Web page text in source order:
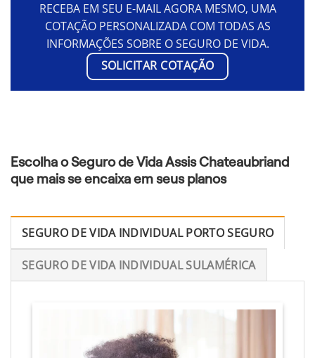
RECEBA EM SEU E-MAIL AGORA MESMO, UMA
COTAÇÃO PERSONALIZADA COM TODAS AS
INFORMAÇÕES SOBRE O SEGURO DE VIDA.
SOLICITAR COTAÇÃO
Escolha o Seguro de Vida Assis Chateaubriand
que mais se encaixa em seus planos
SEGURO DE VIDA INDIVIDUAL PORTO SEGURO
SEGURO DE VIDA INDIVIDUAL SULAMÉRICA